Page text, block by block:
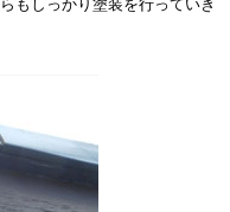
もしっかり塗装を行っていき